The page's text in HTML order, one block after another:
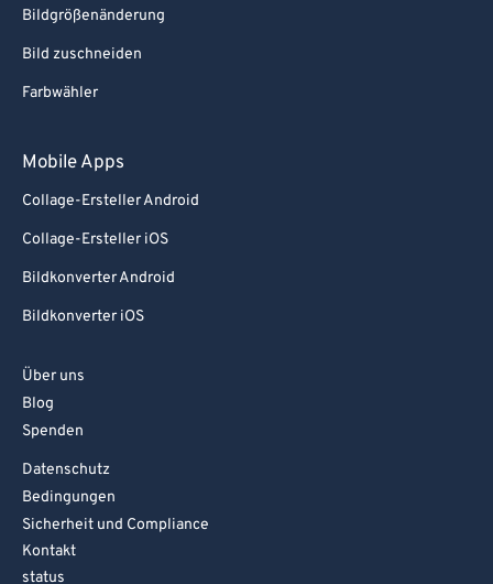
Bildgrößenänderung
Bild zuschneiden
Farbwähler
Mobile Apps
Collage-Ersteller Android
Collage-Ersteller iOS
Bildkonverter Android
Bildkonverter iOS
Über uns
Blog
Spenden
Datenschutz
Bedingungen
Sicherheit und Compliance
Kontakt
status